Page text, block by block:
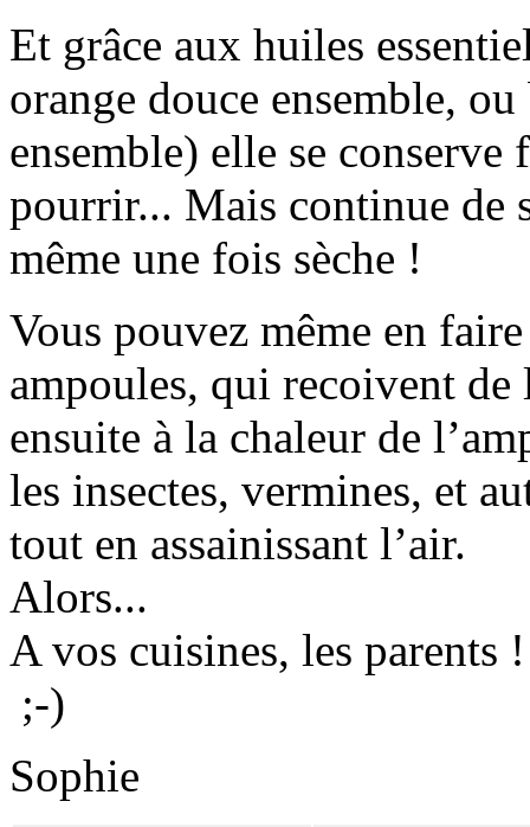
Et grâce aux huiles
orange douce ensemble,
ensemble) elle se conserve
pourrir... Mais continue de
même une fois sèche !
Vous pouvez même en
ampoules, qui recoivent
ensuite à la chaleur de
les insectes, vermines, et
tout en assainissant l’air.
Alors...
A vos cuisines, les parents
;-)
Sophie